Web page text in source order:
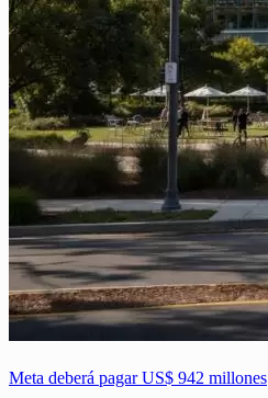
Meta deberá pagar US$ 942 millones